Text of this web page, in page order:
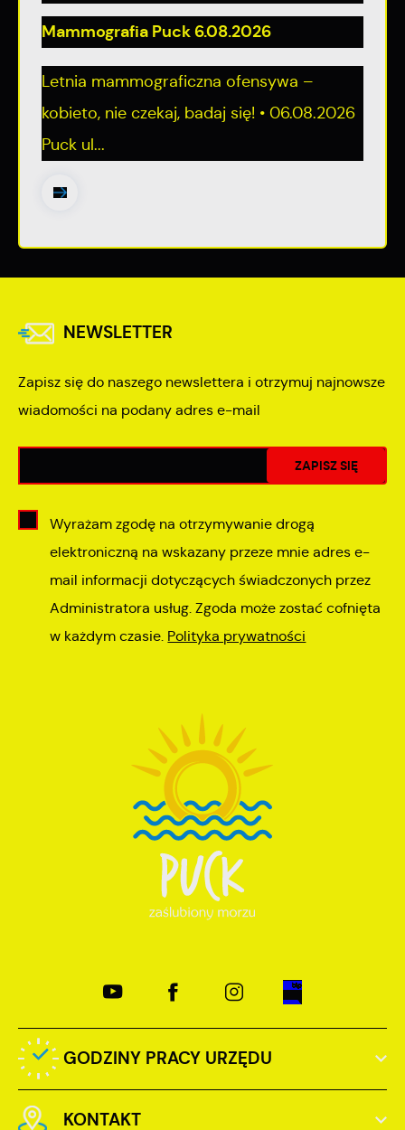
Mammografia Puck 6.08.2026
Letnia mammograficzna ofensywa –
kobieto, nie czekaj, badaj się! • 06.08.2026
Puck ul...
NEWSLETTER
Zapisz się do naszego newslettera i otrzymuj najnowsze
wiadomości na podany adres e-mail
Wyrażam zgodę na otrzymywanie drogą
elektroniczną na wskazany przeze mnie adres e-
mail informacji dotyczących świadczonych przez
Administratora usług. Zgoda może zostać cofnięta
w każdym czasie. Polityka prywatności
GODZINY PRACY URZĘDU
KONTAKT